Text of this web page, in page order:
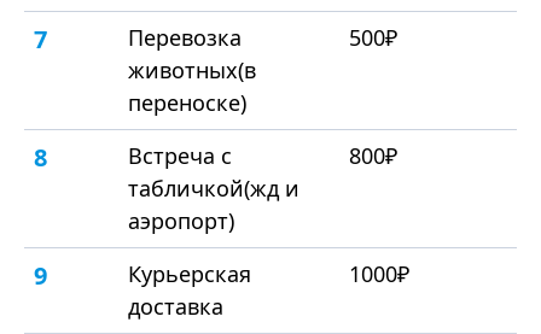
7
Перевозка
животных(в
переноске)
500₽
8
Встреча с
табличкой(жд и
аэропорт)
800₽
9
Курьерская
доставка
1000₽